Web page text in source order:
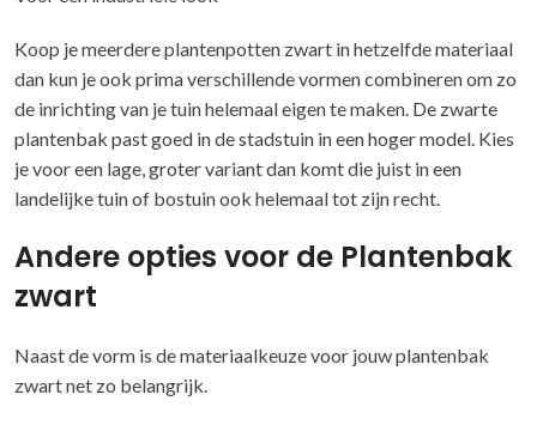
Koop je meerdere plantenpotten zwart in hetzelfde materiaal
dan kun je ook prima verschillende vormen combineren om zo
de inrichting van je tuin helemaal eigen te maken. De zwarte
plantenbak past goed in de stadstuin in een hoger model. Kies
je voor een lage, groter variant dan komt die juist in een
landelijke tuin of bostuin ook helemaal tot zijn recht.
Andere opties voor de Plantenbak
zwart
Naast de vorm is de materiaalkeuze voor jouw plantenbak
zwart net zo belangrijk.